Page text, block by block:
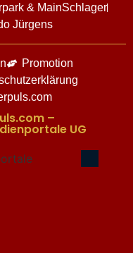
& MainSchlager
Jürgens
Promotion
–
UG​